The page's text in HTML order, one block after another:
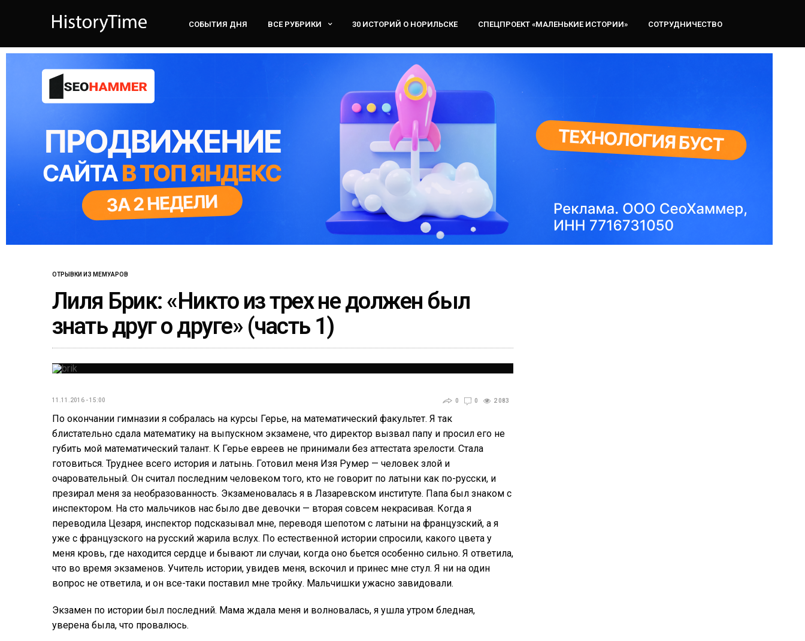
СОБЫТИЯ ДНЯ ВСЕ РУБРИКИ 30 ИСТОРИЙ О НОРИЛЬСКЕ СПЕЦПРОЕКТ «МАЛЕНЬКИЕ ИСТОРИИ» СОТРУДНИЧЕСТВО
ОТРЫВКИ ИЗ МЕМУАРОВ
Лиля Брик: «Никто из трех не должен был
знать друг о друге» (часть 1)
11.11.2016 - 15:00 0 0 2 083
По окончании гимназии я собралась на курсы Герье, на математический факультет. Я так
блистательно сдала математику на выпускном экзамене, что директор вызвал папу и просил его не
губить мой математический талант. К Герье евреев не принимали без аттестата зрелости. Стала
готовиться. Труднее всего история и латынь. Готовил меня Изя Румер — человек злой и
очаровательный. Он считал последним человеком того, кто не говорит по латыни как по-русски, и
презирал меня за необразованность. Экзаменовалась я в Лазаревском институте. Папа был знаком с
инспектором. На сто мальчиков нас было две девочки — вторая совсем некрасивая. Когда я
переводила Цезаря, инспектор подсказывал мне, переводя шепотом с латыни на французский, а я
уже с французского на русский жарила вслух. По естественной истории спросили, какого цвета у
меня кровь, где находится сердце и бывают ли случаи, когда оно бьется особенно сильно. Я ответила,
что во время экзаменов. Учитель истории, увидев меня, вскочил и принес мне стул. Я ни на один
вопрос не ответила, и он все-таки поставил мне тройку. Мальчишки ужасно завидовали.
Экзамен по истории был последний. Мама ждала меня и волновалась, я ушла утром бледная,
уверена была, что провалюсь.